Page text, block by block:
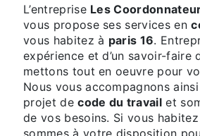
L’entreprise Les
vous propose ses services en
vous habitez à paris 16.
expérience et d’un savoir-faire
mettons tout en oeuvre pour
Nous vous accompagnons
projet decode du travail et
de vos besoins. Si vous habitez
sommes à votre disposition